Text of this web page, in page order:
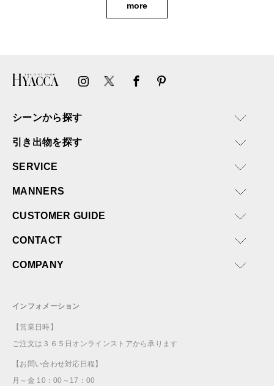
more
シーンから探す
引き出物を探す
SERVICE
MANNERS
CUSTOMER GUIDE
CONTACT
COMPANY
インフォメーション
【営業日時】
ご注文は３６５日オンラインストアから承ります
【お問い合わせ対応日程】
月～金 10：00～17：00